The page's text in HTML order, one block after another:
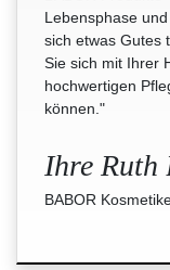
Lebensphase
sich etwas Gutes
Sie sich mit Ihrer
hochwertigen
können."
Ihre Ruth
BABOR